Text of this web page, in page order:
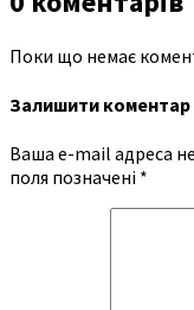
Поки що немає
Залишити коментар
Ваша e-mail адреса
поля позначені *